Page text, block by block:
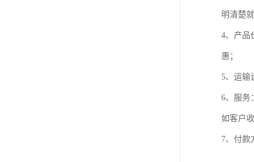
明清楚
4、产品
惠；
5、运输
6、服务
如客户
7、付款